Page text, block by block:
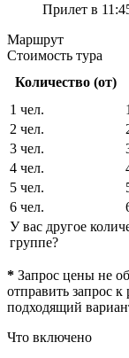
Прилет в
Маршрут
Стоимость тура
Количество (от)
1 чел.
2 чел.
3 чел.
4 чел.
5 чел.
6 чел.
У вас другое
группе?
* Запрос цены не
отправить запрос
подходящий
Что включено